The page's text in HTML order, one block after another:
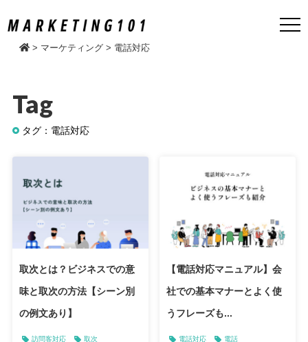
> マーケティング > 電話対応
Tag
タグ：電話対応
取次とは？ビジネスでの意
味と取次の方法【シーン別
の例文あり】
訪問客対応 取次
【電話対応マニュアル】会
社での基本マナーとよく使
うフレーズも...
電話対応 電話